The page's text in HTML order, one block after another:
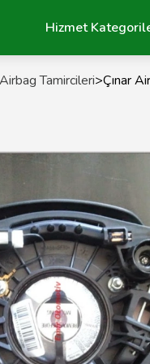
Hizmet
Airbag Tamircileri>Çınar